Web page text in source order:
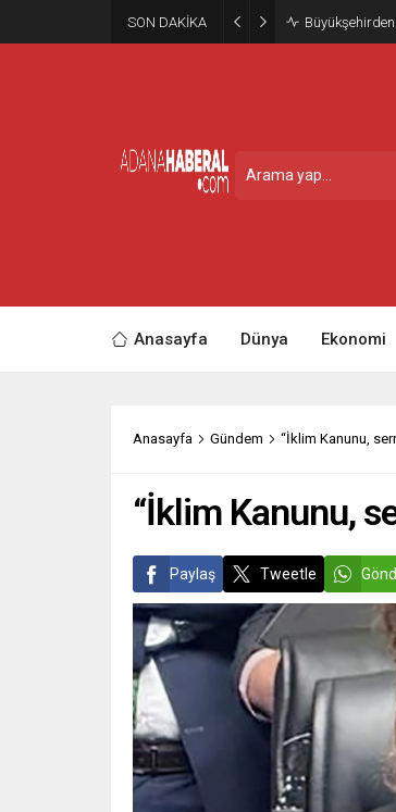
SON DAKİKA
Anasayfa Dünya Ekonomi
Anasayfa Gündem “İklim Kanunu,
“İklim Kanunu,
Paylaş Tweetle